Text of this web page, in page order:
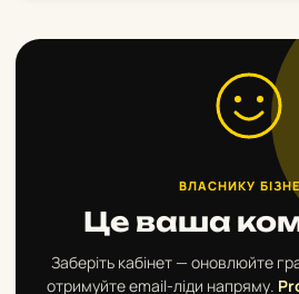
ВЛАСНИКУ
Це ваша
Заберіть кабінет — оновлюйте
отримуйте email-ліди напряму.